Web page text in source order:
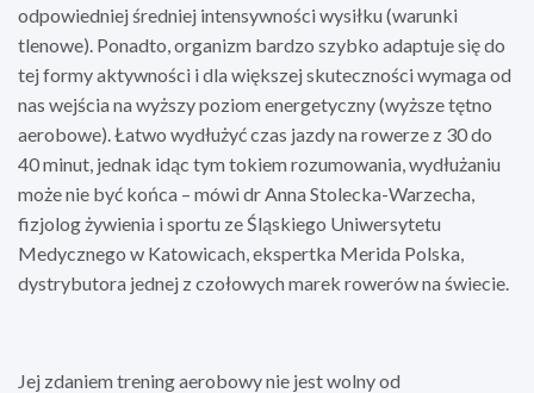
odpowiedniej średniej intensywności wysiłku (warunki
tlenowe). Ponadto, organizm bardzo szybko adaptuje się do
tej formy aktywności i dla większej skuteczności wymaga od
nas wejścia na wyższy poziom energetyczny (wyższe tętno
aerobowe). Łatwo wydłużyć czas jazdy na rowerze z 30 do
40 minut, jednak idąc tym tokiem rozumowania, wydłużaniu
może nie być końca – mówi dr Anna Stolecka-Warzecha,
fizjolog żywienia i sportu ze Śląskiego Uniwersytetu
Medycznego w Katowicach, ekspertka Merida Polska,
dystrybutora jednej z czołowych marek rowerów na świecie.
Jej zdaniem trening aerobowy nie jest wolny od